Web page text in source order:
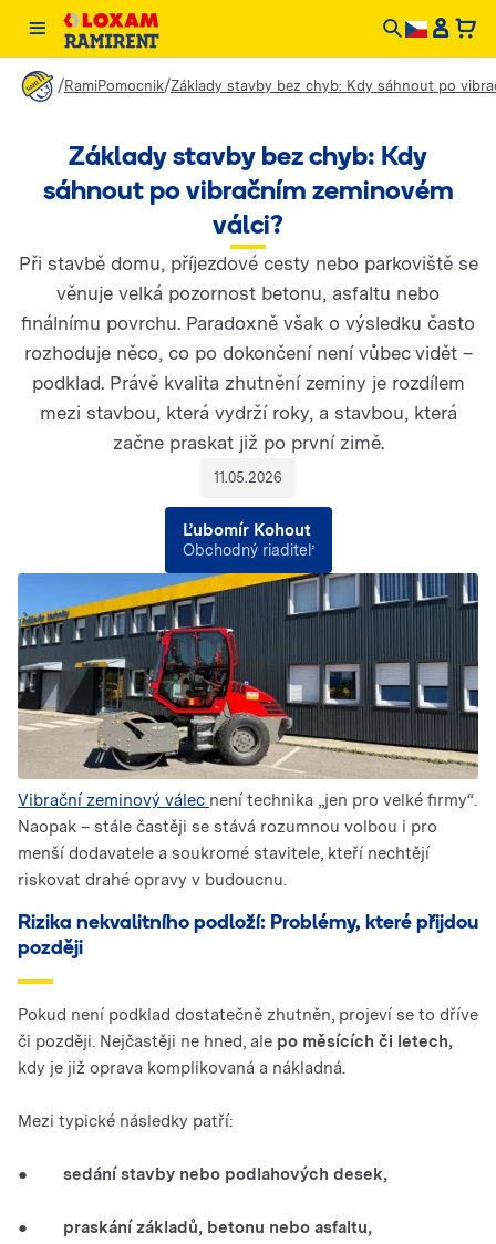
/RamiPomocnik/Základy stavby bez chyb: Kdy sáhnout po
Základy stavby bez chyb: Kdy
sáhnout po vibračním zeminovém
válci?
Při stavbě domu, příjezdové cesty nebo parkoviště se
věnuje velká pozornost betonu, asfaltu nebo
finálnímu povrchu. Paradoxně však o výsledku často
rozhoduje něco, co po dokončení není vůbec vidět –
podklad. Právě kvalita zhutnění zeminy je rozdílem
mezi stavbou, která vydrží roky, a stavbou, která
začne praskat již po první zimě.
11.05.2026
Ľubomír Kohout
Obchodný riaditeľ
Vibrační zeminový válec není technika „jen pro velké firmy“.
Naopak – stále častěji se stává rozumnou volbou i pro
menší dodavatele a soukromé stavitele, kteří nechtějí
riskovat drahé opravy v budoucnu.
Rizika nekvalitního podloží: Problémy, které přijdou
později
Pokud není podklad dostatečně zhutněn, projeví se to dříve
či později. Nejčastěji ne hned, ale po měsících či letech,
kdy je již oprava komplikovaná a nákladná.
Mezi typické následky patří:
● sedání stavby nebo podlahových desek,
● praskání základů, betonu nebo asfaltu,